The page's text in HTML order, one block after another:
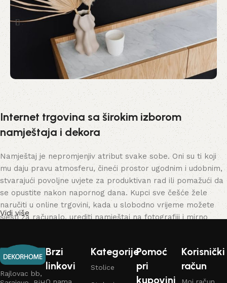
Internet trgovina sa širokim izborom
namještaja i dekora
Namještaj je nepromjenjiv atribut svake sobe. Oni su ti koji
mu daju pravu atmosferu, čineći prostor ugodnim i udobnim,
stvarajući povoljne uvjete za produktivan rad ili pomažući da
se opustite nakon napornog dana. Kupci sve češće žele
naručiti u online trgovini, kada u slobodno vrijeme možete
sjesti za računalo, urediti namještaj na fotografiji i mirno
namještaj.
Proizvodnja namještaja je moderni oblik
Vidi više
Rajlovac bb,
Brzi
linkovi
Kategorije
Stolice
Pomoć
pri
kupovini
Korisnički
račun